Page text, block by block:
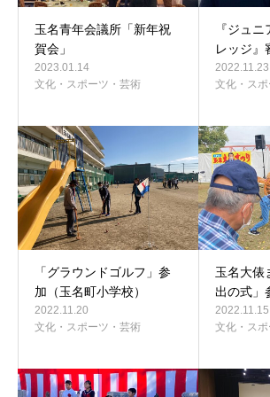
玉名青年会議所「新年祝
賀会」
2023.01.14
文化・スポーツ・芸術
『ジュ
レッジ』
2022.11.23
文化・ス
「グラウンドゴルフ」参
加（玉名町小学校）
2022.11.20
文化・スポーツ・芸術
玉名大俵
出の式」
2022.11.15
文化・ス